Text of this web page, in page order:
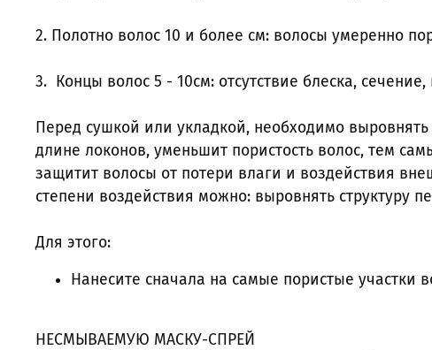
2. Полотно волос 10 и более см: волосы умеренно
3. Концы волос 5 - 10см: отсутствие блеска,
Перед сушкой или укладкой, необходимо
длине локонов, уменьшит пористость волос, тем
защитит волосы от потери влаги и воздействия
степени воздействия можно: выровнять структуру
Для этого:
Нанесите сначала на самые пористые
НЕСМЫВАЕМУЮ МАСКУ-СПРЕЙ